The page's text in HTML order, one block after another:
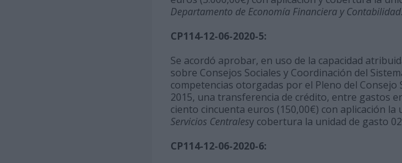
Departamento de Economía Financiera y Contabilidad.
CP114-12-06-2020-5:
Se acordó aprobar, en uso de la capacidad
sobre Consejos Sociales y Coordinación del
competencias otorgadas por el Pleno del
2015, una transferencia de crédito, entre gastos
ciento cincuenta euros (150,00€) con aplicación
Servicios Centralesy cobertura la unidad de gasto
CP114-12-06-2020-6: